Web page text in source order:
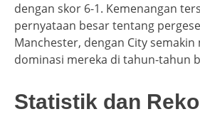
dengan skor 6-1. Kemenangan
pernyataan besar tentang
Manchester, dengan City semakin
dominasi mereka di tahun-tahun
Statistik dan